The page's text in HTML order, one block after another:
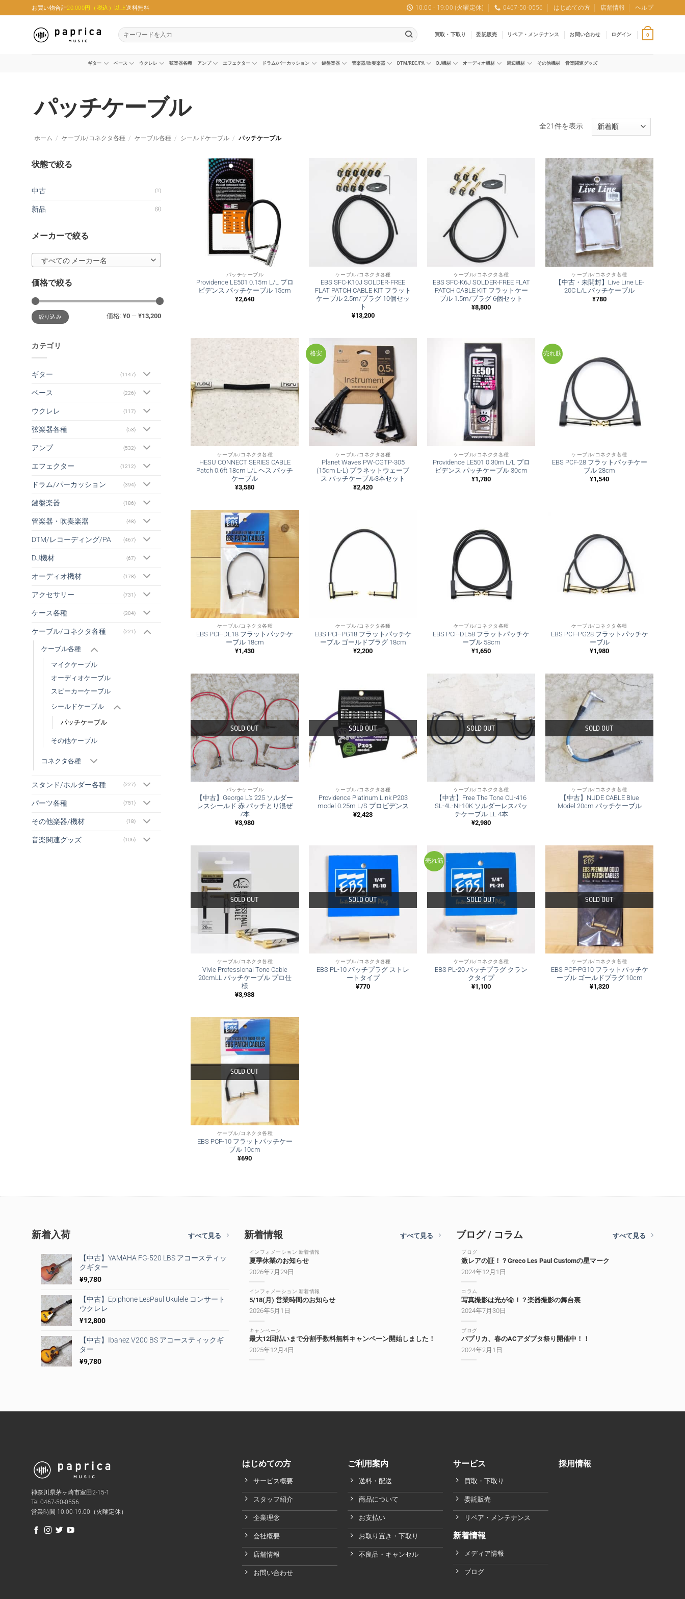
to
お買い物合計20,000円（税込）以上送料無料 10:00 - 19:00 (火曜定休) 0467-50-0556 はじめての方 店舗情報 ヘルプ
検
索
買取・下取り 委託販売 リペア・メンテナンス お問い合わせ ログイン 0
ギター ベース ウクレレ 弦楽器各種 アンプ エフェクター ドラム/パーカッション 鍵盤楽器 管楽器/吹奏楽器 DTM/REC/PA DJ機材 オーディオ機材 周辺機材 その他機材 音楽関連グッズ
パッチケーブル
ホーム / ケーブル/コネクタ各種 / ケーブル各種 / シールドケーブル / パッチケーブル
全21件を表示新
順
状態で絞る
中古 (1)
新品 (9)
メーカーで絞る
すべての メーカー名
価格で絞る
最
低
価
最
高
価
絞り込み 価格: ¥0— ¥13,200
カテゴリ
ギター (1147)
ベース (226)
ウクレレ (117)
弦楽器各種 (53)
アンプ (532)
エフェクター (1212)
ドラム/パーカッション (394)
鍵盤楽器 (186)
管楽器・吹奏楽器 (48)
DTM/レコーディング/PA (467)
DJ機材 (67)
オーディオ機材 (178)
アクセサリー (731)
ケース各種 (304)
ケーブル/コネクタ各種 (221)
ケーブル各種
マイクケーブル
オーディオケーブル
スピーカーケーブル
シールドケーブル
パッチケーブル
その他ケーブル
コネクタ各種
スタンド/ホルダー各種 (227)
パーツ各種 (751)
その他楽器/機材 (18)
音楽関連グッズ (106)
パッチケーブル
Providence LE501 0.15m L/L プロ
ビデンス パッチケーブル 15cm
¥2,640
ケーブル/コネクタ各種
EBS SFC-K10J SOLDER-FREE
FLAT PATCH CABLE KIT フラット
ケーブル 2.5m/プラグ 10個セッ
ト
¥13,200
ケーブル/コネクタ各種
EBS SFC-K6J SOLDER-FREE FLAT
PATCH CABLE KIT フラットケー
ブル 1.5m/プラグ 6個セット
¥8,800
ケーブル/コネクタ各種
【中古・未開封】Live Line LE-
20C L/L パッチケーブル
¥780
ケーブル/コネクタ各種
HESU CONNECT SERIES CABLE
Patch 0.6ft 18cm L/L ヘス パッチ
ケーブル
¥3,580
格安
ケーブル/コネクタ各種
Planet Waves PW-CGTP-305
(15cm L-L) プラネットウェーブ
ス パッチケーブル3本セット
¥2,420
ケーブル/コネクタ各種
Providence LE501 0.30m L/L プロ
ビデンス パッチケーブル 30cm
¥1,780
売れ筋
ケーブル/コネクタ各種
EBS PCF-28 フラットパッチケー
ブル 28cm
¥1,540
ケーブル/コネクタ各種
EBS PCF-DL18 フラットパッチケ
ーブル 18cm
¥1,430
ケーブル/コネクタ各種
EBS PCF-PG18 フラットパッチケ
ーブル ゴールドプラグ 18cm
¥2,200
ケーブル/コネクタ各種
EBS PCF-DL58 フラットパッチケ
ーブル 58cm
¥1,650
ケーブル/コネクタ各種
EBS PCF-PG28 フラットパッチケ
ーブル
¥1,980
SOLD OUT
パッチケーブル
【中古】George L’s 225 ソルダー
レスシールド 赤 パッチとり混ぜ
7本
¥3,980
SOLD OUT
ケーブル/コネクタ各種
Providence Platinum Link P203
model 0.25m L/S プロビデンス
¥2,423
SOLD OUT
ケーブル/コネクタ各種
【中古】Free The Tone CU-416
SL-4L-NI-10K ソルダーレスパッ
チケーブル LL 4本
¥2,980
SOLD OUT
ケーブル/コネクタ各種
【中古】NUDE CABLE Blue
Model 20cm パッチケーブル
SOLD OUT
ケーブル/コネクタ各種
Vivie Professional Tone Cable
20cmLL パッチケーブル プロ仕
様
¥3,938
SOLD OUT
ケーブル/コネクタ各種
EBS PL-10 パッチプラグ ストレ
ートタイプ
¥770
売れ筋
SOLD OUT
ケーブル/コネクタ各種
EBS PL-20 パッチプラグ クラン
クタイプ
¥1,100
SOLD OUT
ケーブル/コネクタ各種
EBS PCF-PG10 フラットパッチケ
ーブル ゴールドプラグ 10cm
¥1,320
SOLD OUT
ケーブル/コネクタ各種
EBS PCF-10 フラットパッチケー
ブル 10cm
¥690
新着入荷 すべて見る
【中古】YAMAHA FG-520 LBS アコースティッ
クギター
¥9,780
【中古】Epiphone LesPaul Ukulele コンサート
ウクレレ
¥12,800
【中古】Ibanez V200 BS アコースティックギ
ター
¥9,780
新着情報 すべて見る
インフォメーション 新着情報
夏季休業のお知らせ
2026年7月29日
インフォメーション 新着情報
5/18(月) 営業時間のお知らせ
2026年5月1日
キャンペーン
最大12回払いまで分割手数料無料キャンペーン開始しました！
2025年12月4日
ブログ / コラム すべて見る
ブログ
激レアの証！？Greco Les Paul Customの星マーク
2024年12月1日
コラム
写真撮影は光が命！？楽器撮影の舞台裏
2024年7月30日
ブログ
パプリカ、春のACアダプタ祭り開催中！！
2024年2月1日
神奈川県茅ヶ崎市室田2-15-1
Tel 0467-50-0556
営業時間 10:00-19:00（火曜定休）
はじめての方
サービス概要
スタッフ紹介
企業理念
会社概要
店舗情報
お問い合わせ
ご利用案内
送料・配送
商品について
お支払い
お取り置き・下取り
不良品・キャンセル
サービス
買取・下取り
委託販売
リペア・メンテナンス
新着情報
メディア情報
ブログ
採用情報